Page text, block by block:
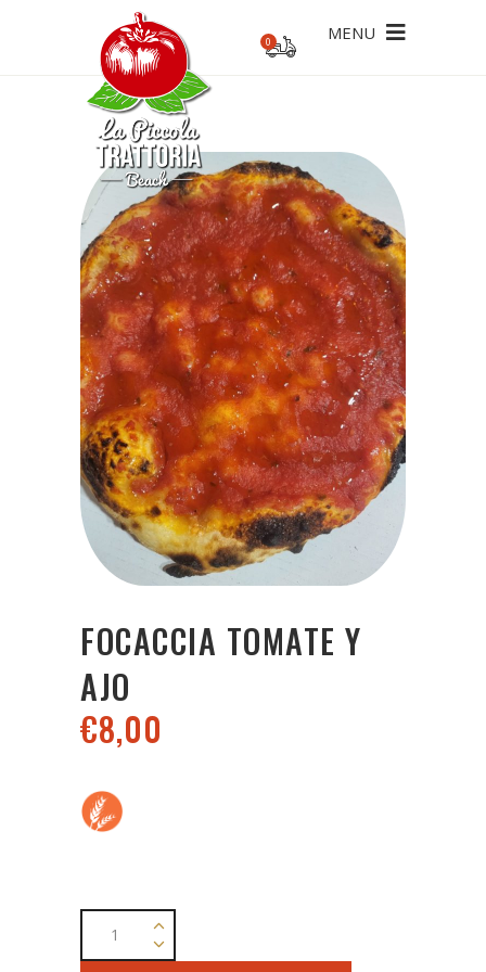
0
un pedido mínimo de 20€
MENU
FOCACCIA TOMATE Y
AJO
€8,00